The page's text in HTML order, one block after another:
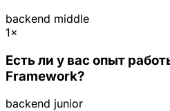
backend middle
1×
Есть ли у вас опыт
Framework?
backend junior